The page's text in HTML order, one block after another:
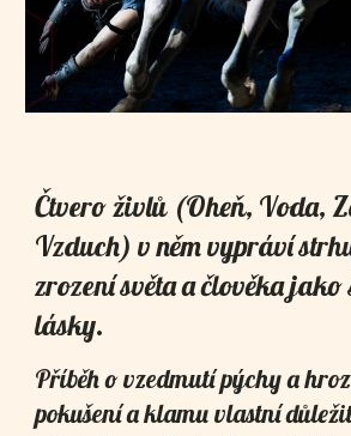
Čtvero živlů (Oheň, Voda,
Vzduch) v něm vypráví
zrození světa a člověka jako
lásky.
Příběh o vzedmutí pýchy a
pokušení a klamu vlastní